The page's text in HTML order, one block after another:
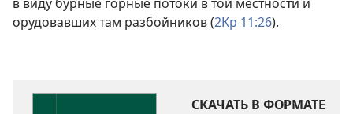
орудовавших там разбойников (2Кр 11:26).
СКАЧАТЬ В ФОРМАТЕ